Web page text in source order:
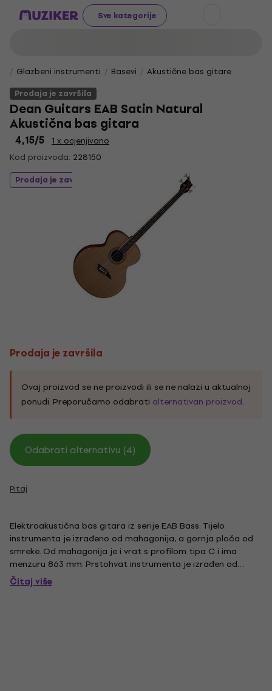
Sve kategorije
Glazbeni instrumenti Basevi
Akustične bas gitare
Prodaja je završila
Dean Guitars EAB Satin Natural
Akustična bas gitara
4,15/5
1 x ocjenjivano
Kod proizvoda: 228150
Prodaja je završila
Prodaja je završila
Ovaj proizvod se ne proizvodi ili se ne nalazi u aktualnoj
ponudi. Preporučamo odabrati alternativan proizvod.
Odabrati alternativu (4)
Pitaj
Elektroakustična bas gitara iz serije EAB Bass. Tijelo
instrumenta je izrađeno od mahagonija, a gornja ploča od
smreke. Od mahagonija je i vrat s profilom tipa C i ima
menzuru 863 mm. Prstohvat instrumenta je izrađen od
palisandera i ima 24 praga, disponira kobilicom od
palisandera. U boji: Satin Natural.
Čitaj više